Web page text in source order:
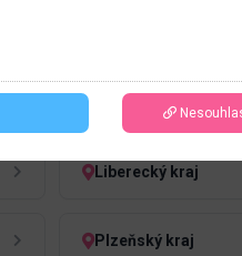
Jihomoravský kraj
Liberecký kraj
Plzeňský kraj